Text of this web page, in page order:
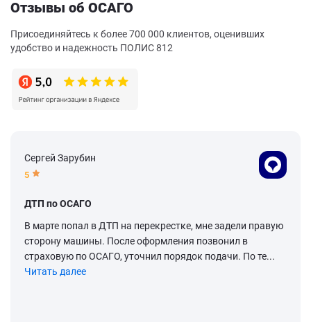
Отзывы об ОСАГО
Присоединяйтесь к более 700 000 клиентов, оценивших
удобство и надежность ПОЛИС 812
Сергей Зарубин
5
ДТП по ОСАГО
В марте попал в ДТП на перекрестке, мне задели правую
сторону машины. После оформления позвонил в
страховую по ОСАГО, уточнил порядок подачи. По те...
Читать далее